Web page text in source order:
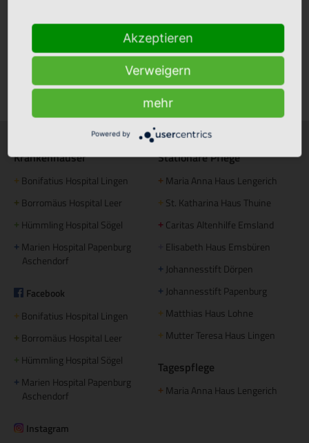
Klinikfinder
Krankenhäuser
+ Bonifatius Hospital Lingen
+ Borromäus Hospital Leer
+ Hümmling Hospital Sögel
+ Marien Hospital Papenburg
Aschendorf
Facebook
+ Bonifatius Hospital Lingen
+ Borromäus Hospital Leer
+ Hümmling Hospital Sögel
+ Marien Hospital Papenburg
Aschendorf
Instagram
Stationäre Pflege
+ Maria Anna Haus Lengerich
+ St. Katharina Haus Thuine
+ Caritas Altenhilfe Emsland
Elisabeth Haus Emsbüren
+ Johannesstift Dörpen
+ Johannesstift Papenburg
+ Matthias Haus Lohne
+ Mutter Teresa Haus Lingen
Tagespflege
+ Maria Anna Haus Lengerich
Akzeptieren
Verweigern
mehr
Powered by